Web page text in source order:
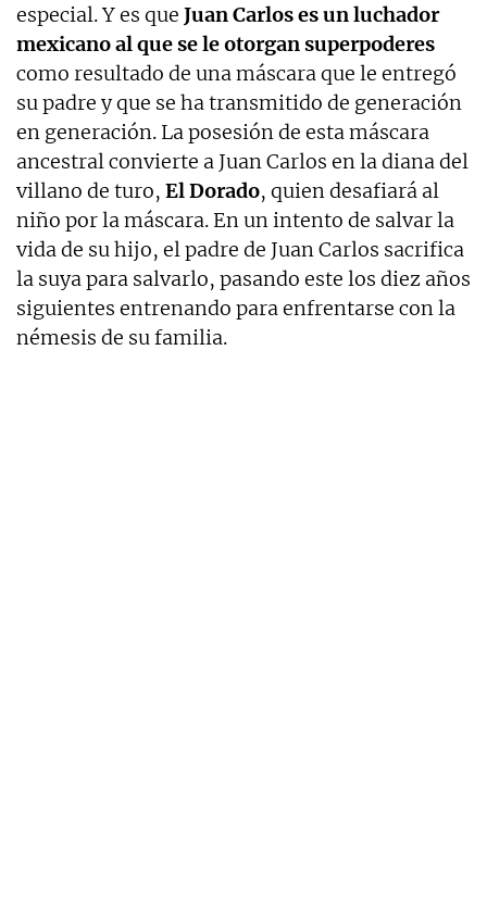
especial. Y es que Juan Carlos es un luchador
mexicano al que se le otorgan superpoderes
como resultado de una máscara que le entregó
su padre y que se ha transmitido de generación
en generación. La posesión de esta máscara
ancestral convierte a Juan Carlos en la diana del
villano de turo, El Dorado, quien desafiará al
niño por la máscara. En un intento de salvar la
vida de su hijo, el padre de Juan Carlos sacrifica
la suya para salvarlo, pasando este los diez años
siguientes entrenando para enfrentarse con la
némesis de su familia.